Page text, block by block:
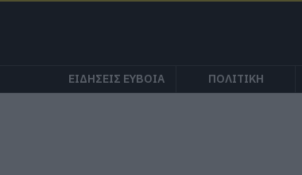
ΕΙΔΗΣΕΙΣ ΕΥΒΟΙΑ ΠΟΛΙΤΙΚΗ